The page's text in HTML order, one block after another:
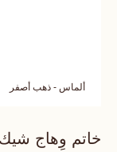
ألماس - ذهب أصفر
خاتم وِهاج شيك